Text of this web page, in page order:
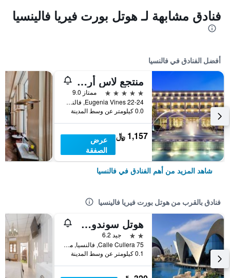
فنادق مشابهة لـ هوتل بورت فيريا فالينسيا
أفضل الفنادق في فالنسيا
منتجع لاس أريناس بالنياريو
5 نجوم
ممتاز 9.0
Eugenia Vines 22-24, فالنسيا, منطقة بلنسية, أسبانيا
0.0 كيلومتر عن وسط المدينة
1,157 ﷼
عرض
الصفقة
شاهد المزيد من أهم الفنادق في فالنسيا
فنادق بالقرب من هوتل بورت فيريا فالينسيا
هوتل سوندوس فيريا فالينسيا
2 نجمتين
جيد 6.2
Calle Cullera 75, فالنسيا, منطقة بلنسية, أسبانيا
0.1 كيلومتر عن وسط المدينة